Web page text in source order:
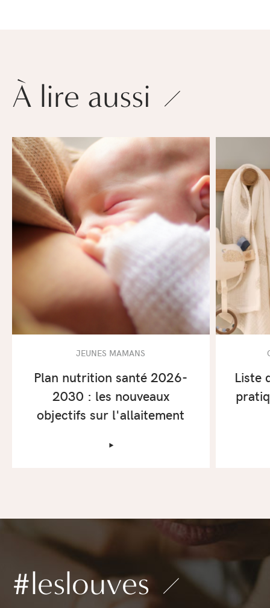
À lire aussi
JEUNES MAMANS
Plan nutrition santé 2026-
2030 : les nouveaux
objectifs sur l'allaitement
‣
Liste
#leslouves